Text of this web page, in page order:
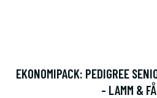
EKONOMIPACK: PEDIGREE
- LAMM &